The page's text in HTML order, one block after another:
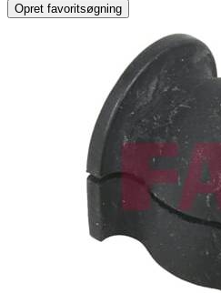
Opret favoritsøgning